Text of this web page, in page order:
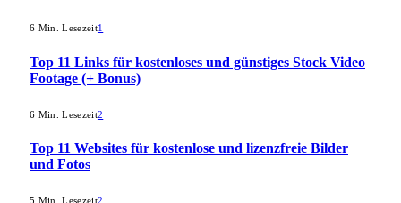
6 Min. Lesezeit1
Top 11 Links für kostenloses und günstiges Stock Video
Footage (+ Bonus)
6 Min. Lesezeit2
Top 11 Websites für kostenlose und lizenzfreie Bilder
und Fotos
5 Min. Lesezeit2